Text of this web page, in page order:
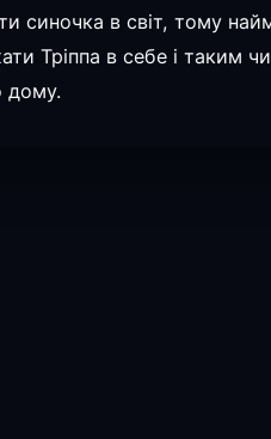
синочка в світ, тому
Тріппа в себе і таким
дому.